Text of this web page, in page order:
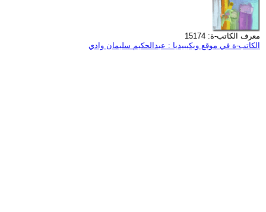
معرف الكاتب-ة: 15174
الكاتب-ة في موقع ويكيبيديا : عبدالحكيم سليمان وادي